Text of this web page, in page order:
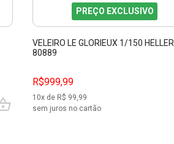
PREÇO EXCLUSIVO
VELEIRO LE GLORIEUX 1/150 HELLER
80889
R$999,99
10x de R$ 99,99
sem juros no cartão